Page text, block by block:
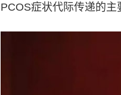
PCOS症状代际传递的主